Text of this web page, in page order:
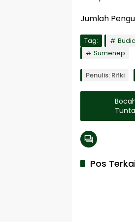
Jumlah
Tag:
Sumenep
Penulis: Rifki
Pos